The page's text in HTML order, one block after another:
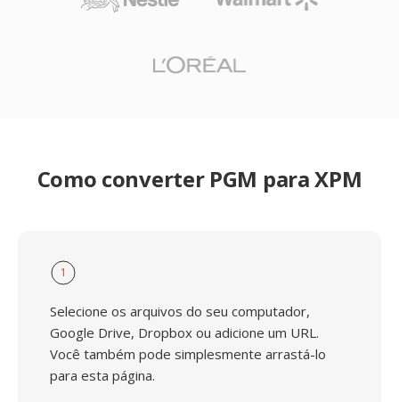
Como converter PGM para XPM
1
Selecione os arquivos do seu computador,
Google Drive, Dropbox ou adicione um URL.
Você também pode simplesmente arrastá-lo
para esta página.